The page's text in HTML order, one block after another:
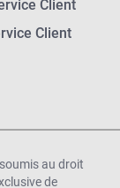
Client
Client
au droit
de